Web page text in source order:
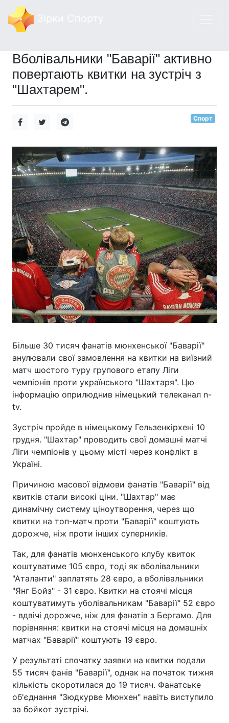
Вболівальники "Баварії" активно
повертають квитки на зустріч з
"Шахтарем".
Спорт
Більше 30 тисяч фанатів мюнхенської "Баварії"
анулювали свої замовлення на квитки на виїзний
матч шостого туру групового етапу Ліги
чемпіонів проти українського "Шахтаря". Цю
інформацію оприлюднив німецький телеканал n-
tv.
Зустріч пройде в німецькому Гельзенкірхені 10
грудня. "Шахтар" проводить свої домашні матчі
Ліги чемпіонів у цьому місті через конфлікт в
Україні.
Причиною масової відмови фанатів "Баварії" від
квитків стали високі ціни. "Шахтар" має
динамічну систему ціноутворення, через що
квитки на топ-матч проти "Баварії" коштують
дорожче, ніж проти інших суперників.
Так, для фанатів мюнхенського клубу квиток
коштуватиме 105 євро, тоді як вболівальники
"Аталанти" заплатять 28 євро, а вболівальники
"Янг Бойз" - 31 євро. Квитки на стоячі місця
коштуватимуть уболівальникам "Баварії" 52 євро
- вдвічі дорожче, ніж для фанатів з Бергамо. Для
порівняння: квитки на стоячі місця на домашніх
матчах "Баварії" коштують 19 євро.
У результаті спочатку заявки на квитки подали
55 тисяч фанів "Баварії", однак на початок тижня
кількість скоротилася до 19 тисяч. Фанатське
об'єднання "Зюдкурве Мюнхен" навіть виступило
за бойкот зустрічі.